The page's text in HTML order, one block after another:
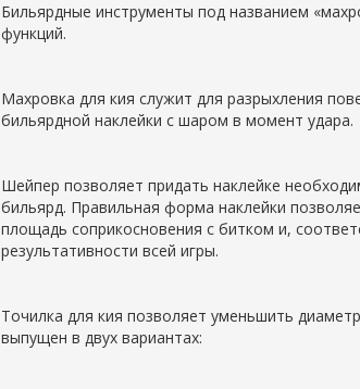
Бильярдные инструменты под названием
функций.
Махровка для кия служит для разрыхления
бильярдной наклейки с шаром в момент удара.
Шейпер позволяет придать наклейке
бильярд. Правильная форма наклейки
площадь соприкосновения с битком и,
результативности всей игры.
Точилка для кия позволяет уменьшить
выпущен в двух вариантах: